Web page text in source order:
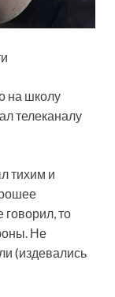
на школу
телеканалу
тихим и
говорил, то
Не
(издевались